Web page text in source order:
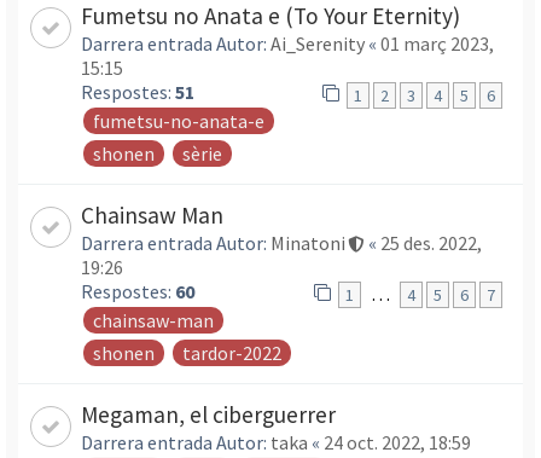
Fumetsu no Anata e (To Your Eternity)
Darrera entrada Autor: Ai_Serenity « 01 març 2023,
15:15
Respostes: 51 1 2 3 4 5 6
fumetsu-no-anata-e
shonen
sèrie
Chainsaw Man
Darrera entrada Autor: Minatoni « 25 des. 2022,
19:26
Respostes: 60 1 … 4 5 6 7
chainsaw-man
shonen
tardor-2022
Megaman, el ciberguerrer
Darrera entrada Autor: taka « 24 oct. 2022, 18:59